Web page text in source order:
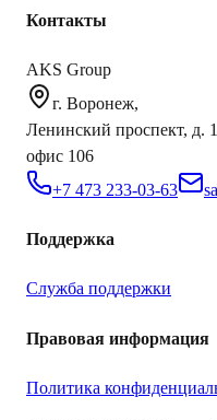
Контакты
AKS Group
г. Воронеж,
Ленинский проспект, д.
офис 106
+7 473 233-03-63
Поддержка
Служба поддержки
Правовая информация
Политика